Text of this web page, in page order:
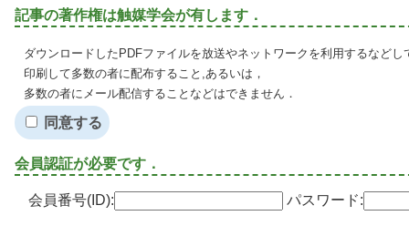
記事の著作権は触媒学会が有します．
ダウンロードしたPDFファイルを放送やネットワークを利用するなど
印刷して多数の者に配布すること,あるいは，
多数の者にメール配信することなどはできません．
同意する
会員認証が必要です．
会員番号(ID): パスワード: